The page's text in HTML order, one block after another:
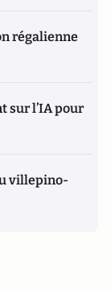
régalienne
sur l’IA pour
villepino-